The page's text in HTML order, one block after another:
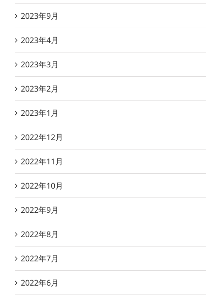
2023年9月
2023年4月
2023年3月
2023年2月
2023年1月
2022年12月
2022年11月
2022年10月
2022年9月
2022年8月
2022年7月
2022年6月